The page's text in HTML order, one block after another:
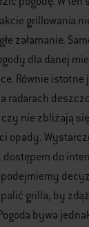
grillowania
załamanie.
dla danej
Równie istotne
radarach
nie zbliżają
opady.
dostępem do
grilla, by
bywa